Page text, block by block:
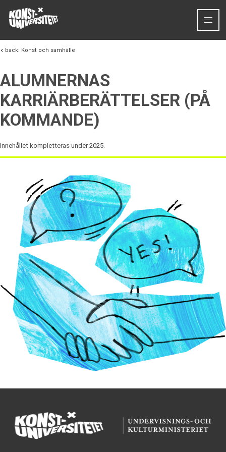
Skip to content
back: Konst och samhälle
ALUMNERNAS
KARRIÄRBERÄTTELSER (PÅ
KOMMANDE)
Innehållet kompletteras under 2025.